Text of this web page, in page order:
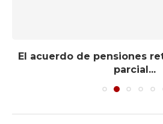
El acuerdo de pensiones
parcial...